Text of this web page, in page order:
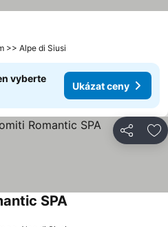
>> Alpe di Siusi
vyberte
Ukázat ceny
Sdílet
SPA